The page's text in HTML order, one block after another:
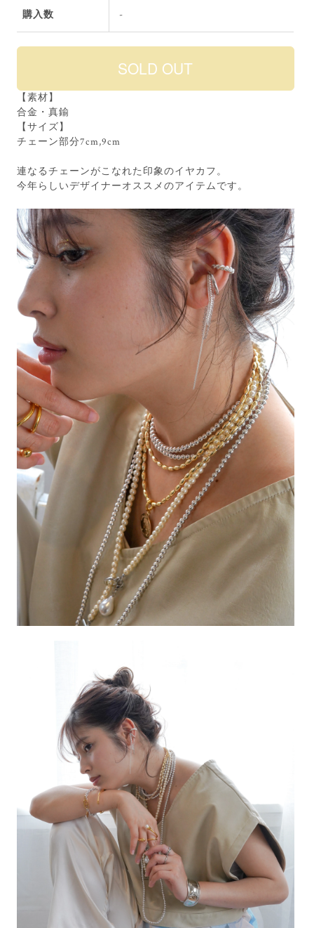
購入数 -
【素材】
合金・真鍮
【サイズ】
チェーン部分7cm,9cm
連なるチェーンがこなれた印象のイヤカフ。
今年らしいデザイナーオススメのアイテムです。